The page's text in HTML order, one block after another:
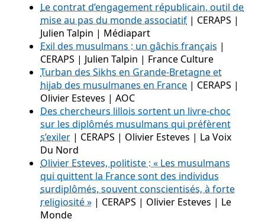
Le contrat d’engagement républicain, outil de
mise au pas du monde associatif | CERAPS |
Julien Talpin | Médiapart
Exil des musulmans : un gâchis français |
CERAPS | Julien Talpin | France Culture
Turban des Sikhs en Grande-Bretagne et
hijab des musulmanes en France | CERAPS |
Olivier Esteves | AOC
Des chercheurs lillois sortent un livre-choc
sur les diplômés musulmans qui préfèrent
s’exiler | CERAPS | Olivier Esteves | La Voix
Du Nord
Olivier Esteves, politiste : « Les musulmans
qui quittent la France sont des individus
surdiplômés, souvent conscientisés, à forte
religiosité » | CERAPS | Olivier Esteves | Le
Monde